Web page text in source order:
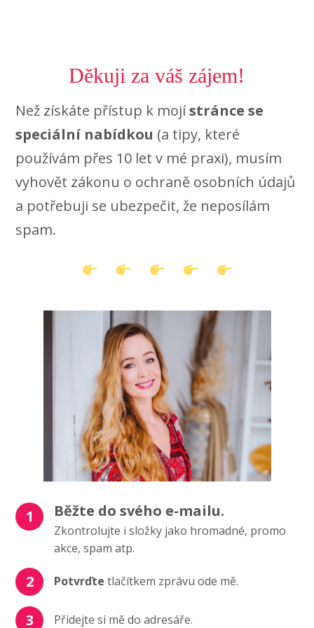
Děkuji za váš zájem!
Než získáte přístup k mojístránce se
speciální nabídkou (a tipy, které
používám přes 10 let v mé praxi), musím
vyhovět zákonu o ochraně osobních údajů
a potřebuji se ubezpečit, že neposílám
spam.
1 Běžte do svého e-mailu.
Zkontrolujte i složky jako hromadné, promo
akce, spam atp.
2 Potvrďte tlačítkem zprávu ode mě.
3 Přidejte si mě do adresáře.